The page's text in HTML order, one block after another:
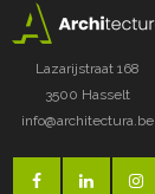
Lazarijstraat 168
3500 Hasselt
info@architectura.be